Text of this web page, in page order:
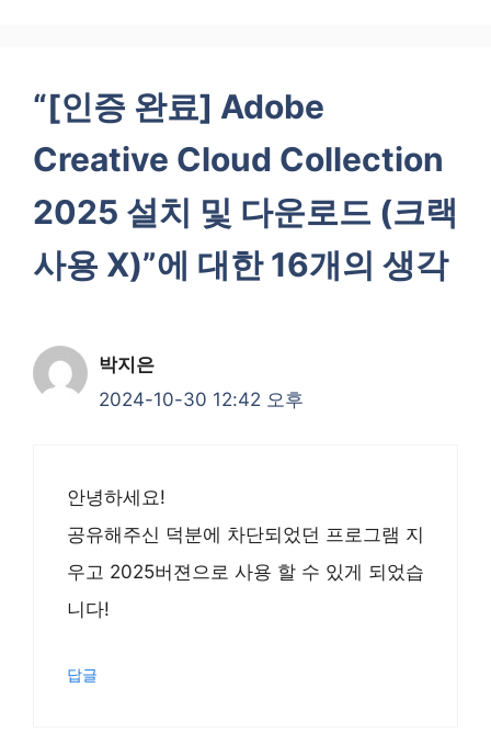
“[인증 완료] Adobe
Creative Cloud Collection
2025 설치 및 다운로드 (크랙
사용 X)”에 대한 16개의 생각
박지은
2024-10-30 12:42 오후
안녕하세요!
공유해주신 덕분에 차단되었던 프로그램 지
우고 2025버젼으로 사용 할 수 있게 되었습
니다!
답글